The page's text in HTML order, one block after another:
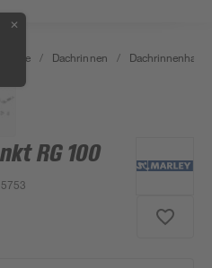
✕
/ Dachrinnen / Dachrinnenhalter
RG 100